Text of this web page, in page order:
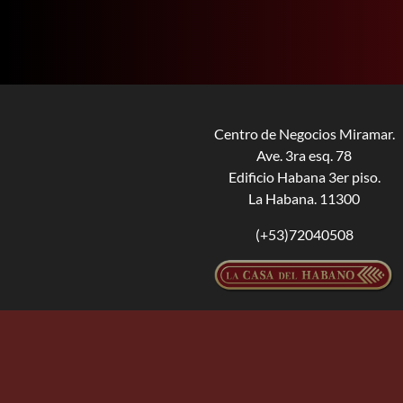
Centro de Negocios Miramar.
Ave. 3ra esq. 78
Edificio Habana 3er piso.
La Habana. 11300
(+53)72040508